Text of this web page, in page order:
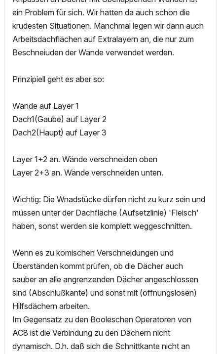
ein Problem für sich. Wir hatten da auch schon die
krudesten Situationen. Manchmal legen wir dann auch
Arbeitsdachflächen auf Extralayern an, die nur zum
Beschneiuden der Wände verwendet werden.
Prinzipiell geht es aber so:
Wände auf Layer 1
Dach1(Gaube) auf Layer 2
Dach2(Haupt) auf Layer 3
Layer 1+2 an. Wände verschneiden oben
Layer 2+3 an. Wände verschneiden unten.
Wichtig: Die Wnadstücke dürfen nicht zu kurz sein und
müssen unter der Dachfläche (Aufsetzlinie) 'Fleisch'
haben, sonst werden sie komplett weggeschnitten.
Wenn es zu komischen Verschneidungen und
Überständen kommt prüfen, ob die Dächer auch
sauber an alle angrenzenden Dächer angeschlossen
sind (Abschlußkante) und sonst mit (öffnungslosen)
Hilfsdächern arbeiten.
Im Gegensatz zu den Booleschen Operatoren von
AC8 ist die Verbindung zu den Dächern nicht
dynamisch. D.h. daß sich die Schnittkante nicht an